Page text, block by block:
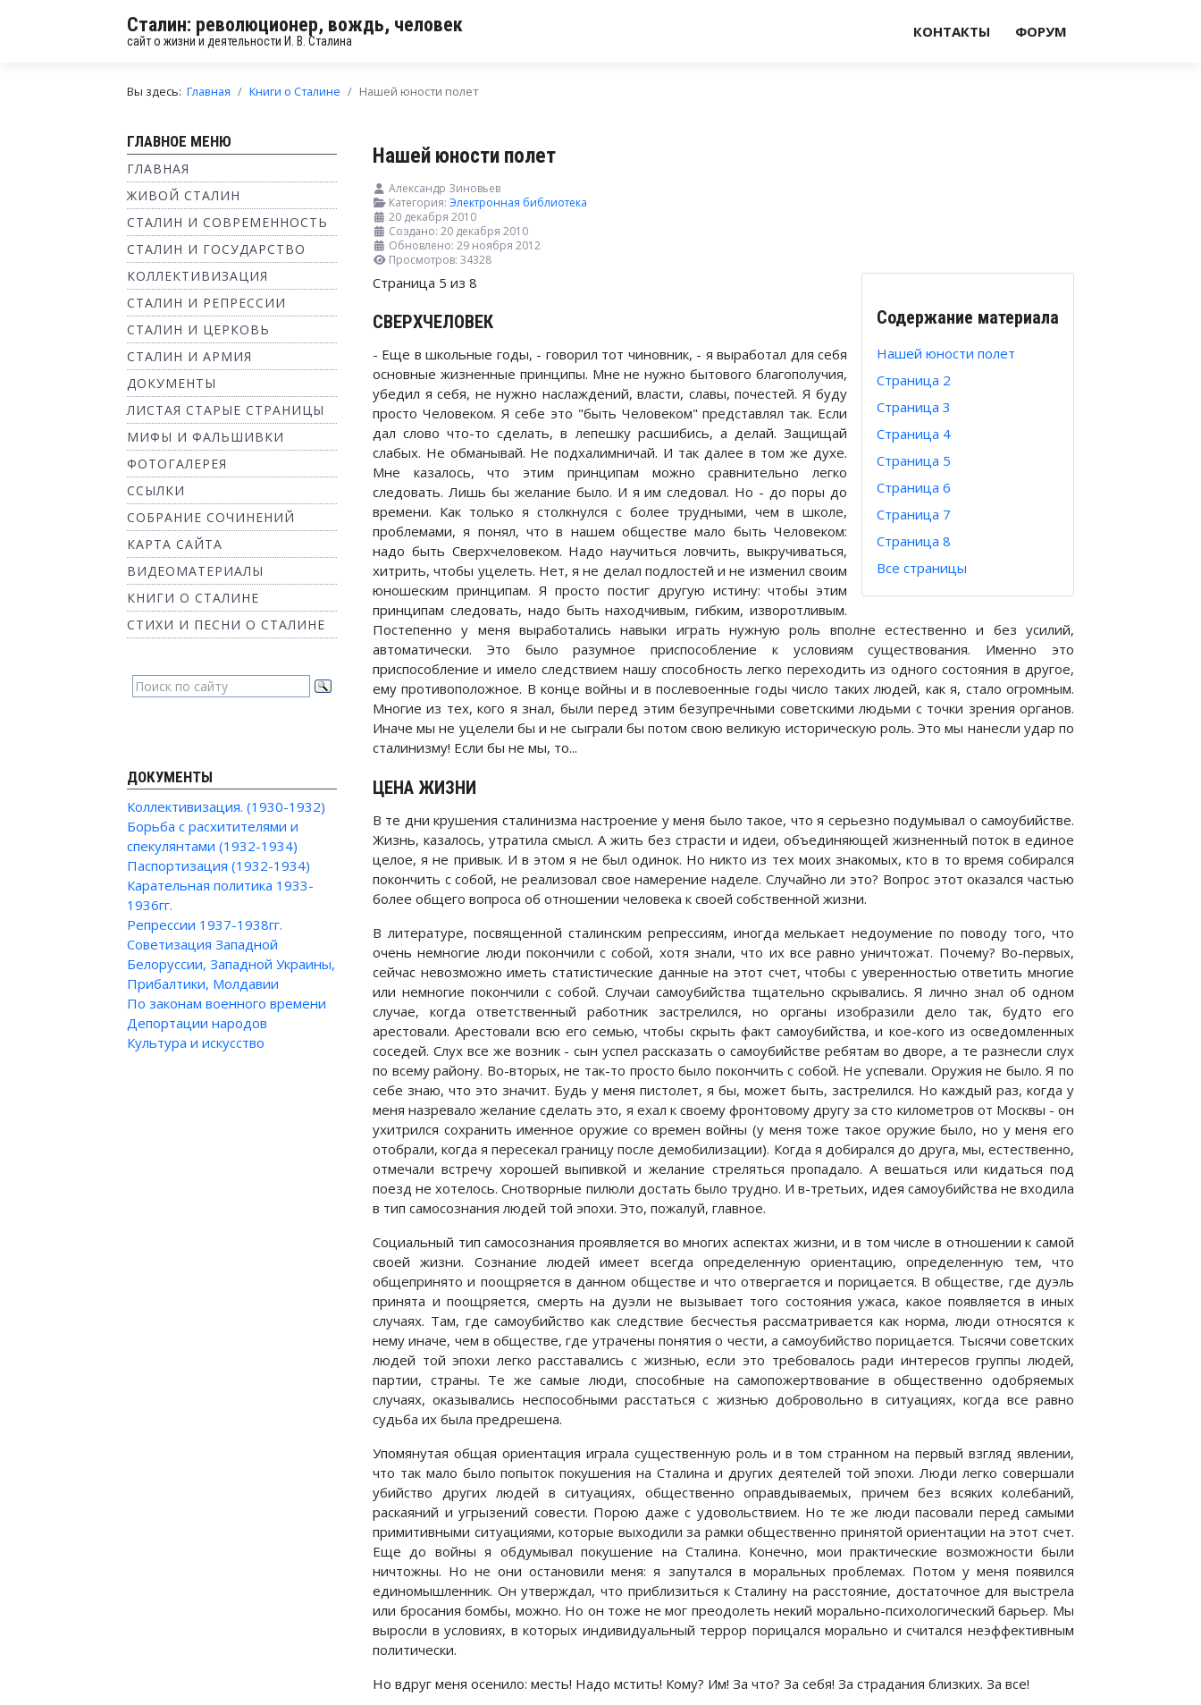
Сталин: революционер, вождь, человек
сайт о жизни и деятельности И. В. Сталина
КОНТАКТЫ ФОРУМ
Вы здесь: Главная Книги о Сталине Нашей юности полет
ГЛАВНОЕ МЕНЮ
ГЛАВНАЯ
ЖИВОЙ СТАЛИН
СТАЛИН И СОВРЕМЕННОСТЬ
СТАЛИН И ГОСУДАРСТВО
КОЛЛЕКТИВИЗАЦИЯ
СТАЛИН И РЕПРЕССИИ
СТАЛИН И ЦЕРКОВЬ
СТАЛИН И АРМИЯ
ДОКУМЕНТЫ
ЛИСТАЯ СТАРЫЕ СТРАНИЦЫ
МИФЫ И ФАЛЬШИВКИ
ФОТОГАЛЕРЕЯ
ССЫЛКИ
СОБРАНИЕ СОЧИНЕНИЙ
КАРТА САЙТА
ВИДЕОМАТЕРИАЛЫ
КНИГИ О СТАЛИНЕ
СТИХИ И ПЕСНИ О СТАЛИНЕ
ДОКУМЕНТЫ
Коллективизация. (1930-1932)
Борьба с расхитителями и
спекулянтами (1932-1934)
Паспортизация (1932-1934)
Карательная политика 1933-
1936гг.
Репрессии 1937-1938гг.
Советизация Западной
Белоруссии, Западной Украины,
Прибалтики, Молдавии
По законам военного времени
Депортации народов
Культура и искусство
Нашей юности полет
Александр Зиновьев
Категория: Электронная библиотека
20 декабря 2010
Создано: 20 декабря 2010
Обновлено: 29 ноября 2012
Просмотров: 34328
Содержание материала
Нашей юности полет
Страница 2
Страница 3
Страница 4
Страница 5
Страница 6
Страница 7
Страница 8
Все страницы
Страница 5 из 8
СВЕРХЧЕЛОВЕК
- Еще в школьные годы, - говорил тот чиновник, - я выработал для себя
основные жизненные принципы. Мне не нужно бытового благополучия,
убедил я себя, не нужно наслаждений, власти, славы, почестей. Я буду
просто Человеком. Я себе это "быть Человеком" представлял так. Если
дал слово что-то сделать, в лепешку расшибись, а делай. Защищай
слабых. Не обманывай. Не подхалимничай. И так далее в том же духе.
Мне казалось, что этим принципам можно сравнительно легко
следовать. Лишь бы желание было. И я им следовал. Но - до поры до
времени. Как только я столкнулся с более трудными, чем в школе,
проблемами, я понял, что в нашем обществе мало быть Человеком:
надо быть Сверхчеловеком. Надо научиться ловчить, выкручиваться,
хитрить, чтобы уцелеть. Нет, я не делал подлостей и не изменил своим
юношеским принципам. Я просто постиг другую истину: чтобы этим
принципам следовать, надо быть находчивым, гибким, изворотливым.
Постепенно у меня выработались навыки играть нужную роль вполне естественно и без усилий,
автоматически. Это было разумное приспособление к условиям существования. Именно это
приспособление и имело следствием нашу способность легко переходить из одного состояния в другое,
ему противоположное. В конце войны и в послевоенные годы число таких людей, как я, стало огромным.
Многие из тех, кого я знал, были перед этим безупречными советскими людьми с точки зрения органов.
Иначе мы не уцелели бы и не сыграли бы потом свою великую историческую роль. Это мы нанесли удар по
сталинизму! Если бы не мы, то...
ЦЕНА ЖИЗНИ
В те дни крушения сталинизма настроение у меня было такое, что я серьезно подумывал о самоубийстве.
Жизнь, казалось, утратила смысл. А жить без страсти и идеи, объединяющей жизненный поток в единое
целое, я не привык. И в этом я не был одинок. Но никто из тех моих знакомых, кто в то время собирался
покончить с собой, не реализовал свое намерение наделе. Случайно ли это? Вопрос этот оказался частью
более общего вопроса об отношении человека к своей собственной жизни.
В литературе, посвященной сталинским репрессиям, иногда мелькает недоумение по поводу того, что
очень немногие люди покончили с собой, хотя знали, что их все равно уничтожат. Почему? Во-первых,
сейчас невозможно иметь статистические данные на этот счет, чтобы с уверенностью ответить многие
или немногие покончили с собой. Случаи самоубийства тщательно скрывались. Я лично знал об одном
случае, когда ответственный работник застрелился, но органы изобразили дело так, будто его
арестовали. Арестовали всю его семью, чтобы скрыть факт самоубийства, и кое-кого из осведомленных
соседей. Слух все же возник - сын успел рассказать о самоубийстве ребятам во дворе, а те разнесли слух
по всему району. Во-вторых, не так-то просто было покончить с собой. Не успевали. Оружия не было. Я по
себе знаю, что это значит. Будь у меня пистолет, я бы, может быть, застрелился. Но каждый раз, когда у
меня назревало желание сделать это, я ехал к своему фронтовому другу за сто километров от Москвы - он
ухитрился сохранить именное оружие со времен войны (у меня тоже такое оружие было, но у меня его
отобрали, когда я пересекал границу после демобилизации). Когда я добирался до друга, мы, естественно,
отмечали встречу хорошей выпивкой и желание стреляться пропадало. А вешаться или кидаться под
поезд не хотелось. Снотворные пилюли достать было трудно. И в-третьих, идея самоубийства не входила
в тип самосознания людей той эпохи. Это, пожалуй, главное.
Социальный тип самосознания проявляется во многих аспектах жизни, и в том числе в отношении к самой
своей жизни. Сознание людей имеет всегда определенную ориентацию, определенную тем, что
общепринято и поощряется в данном обществе и что отвергается и порицается. В обществе, где дуэль
принята и поощряется, смерть на дуэли не вызывает того состояния ужаса, какое появляется в иных
случаях. Там, где самоубийство как следствие бесчестья рассматривается как норма, люди относятся к
нему иначе, чем в обществе, где утрачены понятия о чести, а самоубийство порицается. Тысячи советских
людей той эпохи легко расставались с жизнью, если это требовалось ради интересов группы людей,
партии, страны. Те же самые люди, способные на самопожертвование в общественно одобряемых
случаях, оказывались неспособными расстаться с жизнью добровольно в ситуациях, когда все равно
судьба их была предрешена.
Упомянутая общая ориентация играла существенную роль и в том странном на первый взгляд явлении,
что так мало было попыток покушения на Сталина и других деятелей той эпохи. Люди легко совершали
убийство других людей в ситуациях, общественно оправдываемых, причем без всяких колебаний,
раскаяний и угрызений совести. Порою даже с удовольствием. Но те же люди пасовали перед самыми
примитивными ситуациями, которые выходили за рамки общественно принятой ориентации на этот счет.
Еще до войны я обдумывал покушение на Сталина. Конечно, мои практические возможности были
ничтожны. Но не они остановили меня: я запутался в моральных проблемах. Потом у меня появился
единомышленник. Он утверждал, что приблизиться к Сталину на расстояние, достаточное для выстрела
или бросания бомбы, можно. Но он тоже не мог преодолеть некий морально-психологический барьер. Мы
выросли в условиях, в которых индивидуальный террор порицался морально и считался неэффективным
политически.
Но вдруг меня осенило: месть! Надо мстить! Кому? Им! За что? За себя! За страдания близких. За все!